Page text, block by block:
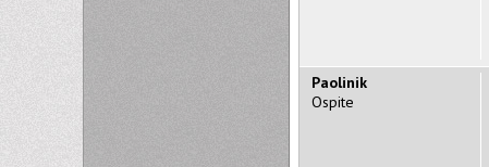
Paolinik
Ospite